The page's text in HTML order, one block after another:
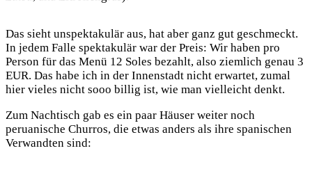
Das sieht unspektakulär aus, hat aber ganz gut geschmeckt.
In jedem Falle spektakulär war der Preis: Wir haben pro
Person für das Menü 12 Soles bezahlt, also ziemlich genau 3
EUR. Das habe ich in der Innenstadt nicht erwartet, zumal
hier vieles nicht sooo billig ist, wie man vielleicht denkt.
Zum Nachtisch gab es ein paar Häuser weiter noch
peruanische Churros, die etwas anders als ihre spanischen
Verwandten sind: